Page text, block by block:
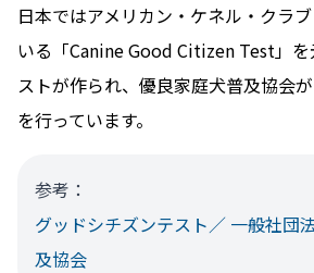
日本ではアメリカン・ケネル・クラ
いる「Canine Good Citizen Test」
ストが作られ、優良家庭犬普及協会
を行っています。
参考：
グッドシチズンテスト／ 一般社団
及協会